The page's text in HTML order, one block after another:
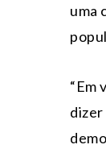
uma
“Em
dizer